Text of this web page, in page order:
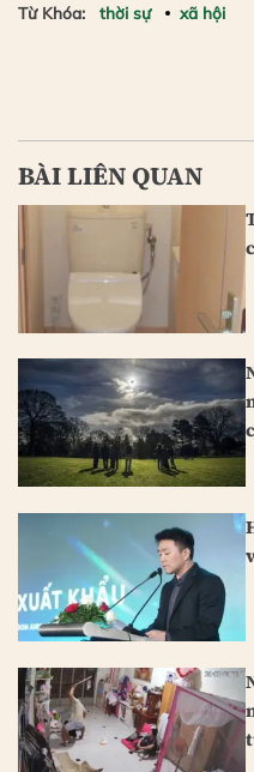
Từ Khóa: thời sự xã hội
BÀI LIÊN QUAN